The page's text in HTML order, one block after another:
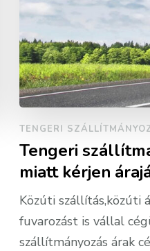
TENGERI
Tengeri
miatt kérjen
Közúti szállítás,közúti
fuvarozást is vállal
szállítmányozás árak